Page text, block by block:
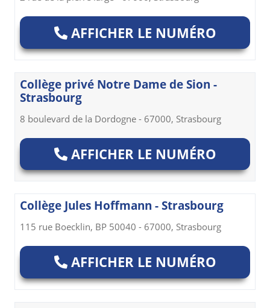
AFFICHER LE NUMÉRO
Collège privé Notre Dame de Sion -
Strasbourg
8 boulevard de la Dordogne - 67000, Strasbourg
AFFICHER LE NUMÉRO
Collège Jules Hoffmann - Strasbourg
115 rue Boecklin, BP 50040 - 67000, Strasbourg
AFFICHER LE NUMÉRO